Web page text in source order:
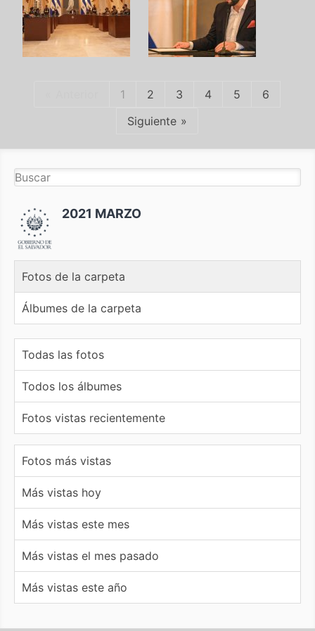
1 2 3 4 5
6
Siguiente
2021 MARZO
Fotos de la carpeta
Álbumes de la carpeta
Todas las fotos
Todos los álbumes
Fotos vistas recientemente
Fotos más vistas
Más vistas hoy
Más vistas este mes
Más vistas el mes pasado
Más vistas este año